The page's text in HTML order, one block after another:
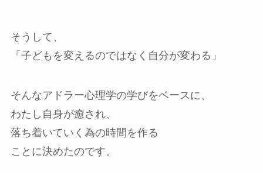
そうして、
「子どもを変えるのではなく自分が変わる」
そんなアドラー心理学の学びをベースに、
わたし自身が癒され、
落ち着いていく為の時間を作る
ことに決めたのです。